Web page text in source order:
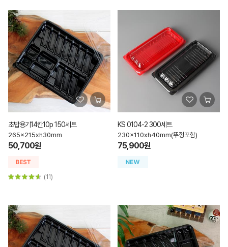
초밥용기14칸10p 150세트
265x215xh30mm
50,700원
(11)
KS 0104-2 300세트
230x110xh40mm(뚜껑포함)
75,900원